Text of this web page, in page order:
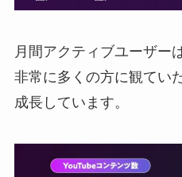
月間アクティブユーザー
非常に多くの方に観てい
成長しています。